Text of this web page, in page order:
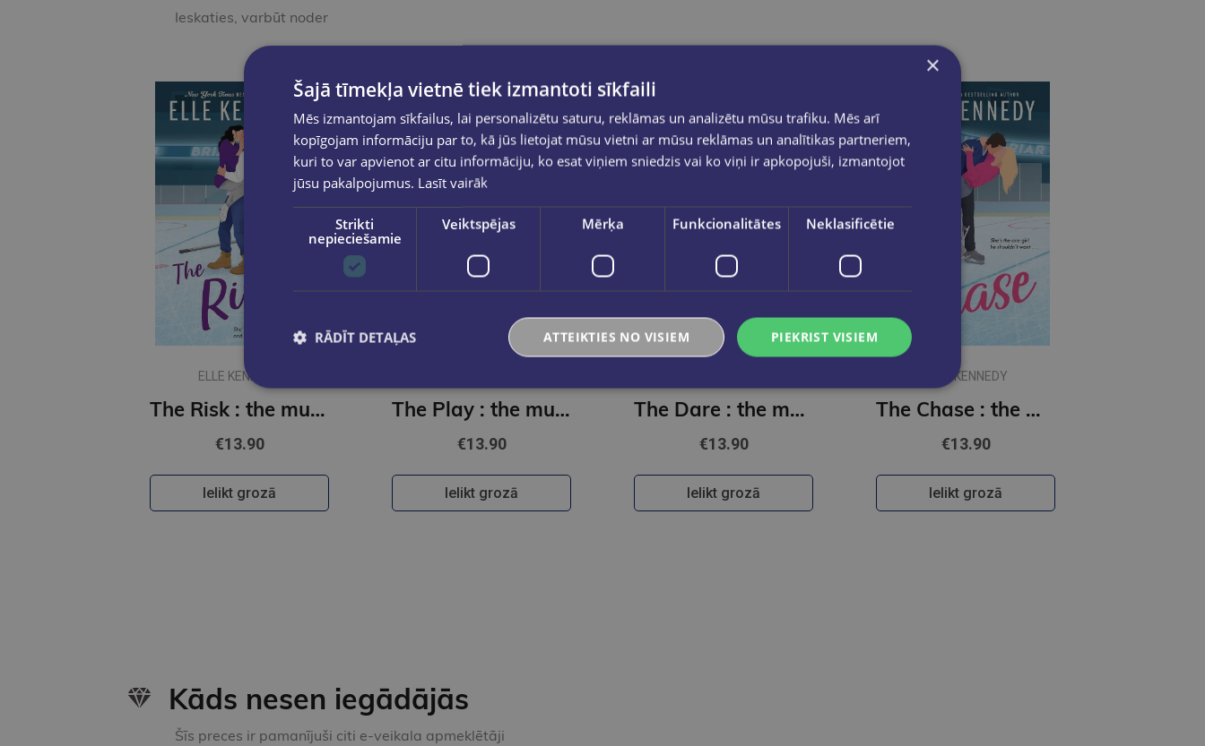
Ieskaties, varbūt noder
ELLE KENNEDY
The Risk : the must-read, sports romance and TikTok sensation!
€13.90
Ielikt grozā
The Play : the must-read, sports romance and TikTok sensation!
€13.90
Ielikt grozā
The Dare : the must-read, sports romance and TikTok sensation!
€13.90
Ielikt grozā
ELLE KENNEDY
The Chase : the must-read, sports romance and TikTok sensation!
€13.90
Ielikt grozā
Kāds nesen iegādājās
Šīs preces ir pamanījuši citi e-veikala apmeklētāji
×
Šajā tīmekļa vietnē tiek izmantoti sīkfaili
Mēs izmantojam sīkfailus, lai personalizētu saturu, reklāmas un analizētu mūsu trafiku. Mēs arī
kopīgojam informāciju par to, kā jūs lietojat mūsu vietni ar mūsu reklāmas un analītikas partneriem,
kuri to var apvienot ar citu informāciju, ko esat viņiem sniedzis vai ko viņi ir apkopojuši, izmantojot
jūsu pakalpojumus. Lasīt vairāk
Strikti
nepieciešamie
Veiktspējas Mērķa Funkcionalitātes Neklasificētie
PIEKRIST VISIEM
ATTEIKTIES NO VISIEM
RĀDĪT DETAĻAS